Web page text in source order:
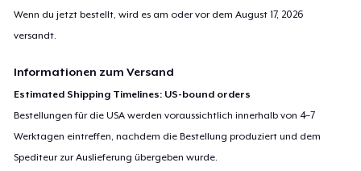
Wenn du jetzt bestellt, wird es am oder vor demAugust 17, 2026
versandt.
Informationen zum Versand
Estimated Shipping Timelines: US-bound orders
Bestellungen für die USA werden voraussichtlich innerhalb von 4–7
Werktagen eintreffen, nachdem die Bestellung produziert und dem
Spediteur zur Auslieferung übergeben wurde.